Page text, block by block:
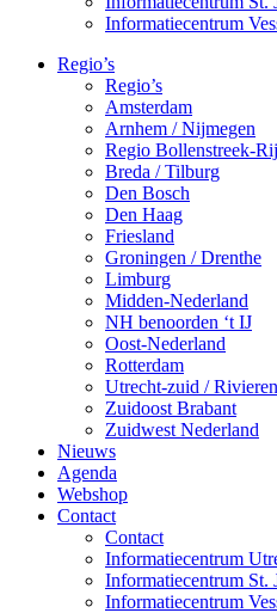
Informatiecentrum
Regio’s
Regio’s
Amsterdam
Arnhem / Nijmegen
Regio Bollenstreek-
Breda / Tilburg
Den Bosch
Den Haag
Friesland
Groningen / Drenthe
Limburg
Midden-Nederland
NH benoorden ‘t IJ
Oost-Nederland
Rotterdam
Utrecht-zuid /
Zuidoost Brabant
Zuidwest Nederland
Nieuws
Agenda
Webshop
Contact
Contact
Informatiecentrum
Informatiecentrum St.
Informatiecentrum